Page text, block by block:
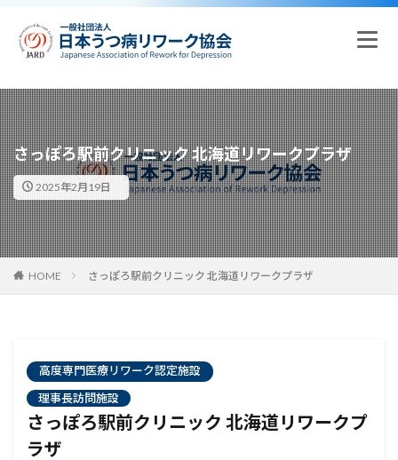
さっぽろ駅前クリニック 北海道リワークプラザ
2025年2月19日
HOME さっぽろ駅前クリニック 北海道リワークプラザ
高度専門医療リワーク認定施設
理事長訪問施設
さっぽろ駅前クリニック 北海道リワークプ
ラザ